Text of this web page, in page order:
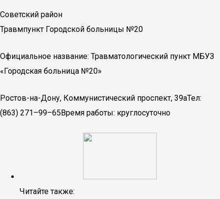
Советский район
Травмпункт Городской больницы №20
Официальное название: Травматологический пункт МБУЗ
«Городская больница №20»
Ростов-на-Дону, Коммунистический проспект, 39аТел:
(863) 271–99–65Время работы: круглосуточно
Читайте также: